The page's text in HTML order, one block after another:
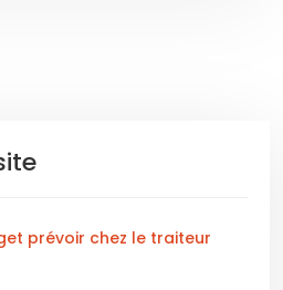
prévoir chez le traiteur